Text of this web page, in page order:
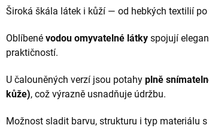
Široká škála látek i kůží — od hebkých textilií
Oblíbené vodou omyvatelné látky spojují
praktičností.
U čalouněných verzí jsou potahy plně
kůže), což výrazně usnadňuje údržbu.
Možnost sladit barvu, strukturu i typ materiálu